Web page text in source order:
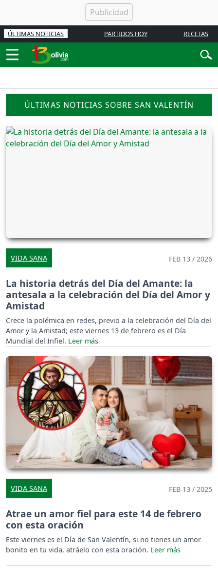
ÚLTIMAS NOTICIAS PARTIDOS HOY RECETAS
ÚLTIMAS NOTICIAS SOBRE SAN VALENTÍN
VIDA SANA FEB 13 / 2026
La historia detrás del Día del Amante: la
antesala a la celebración del Día del Amor y
Amistad
Crece la polémica en redes, previo a la celebración del Día del
Amor y la Amistad; este viernes 13 de febrero es el Día
Mundial del Infiel.
VIDA SANA FEB 13 / 2025
Atrae un amor fiel para este 14 de febrero
con esta oración
Este viernes es el Día de San Valentín, si no tienes un amor
bonito en tu vida, atráelo con esta oración.